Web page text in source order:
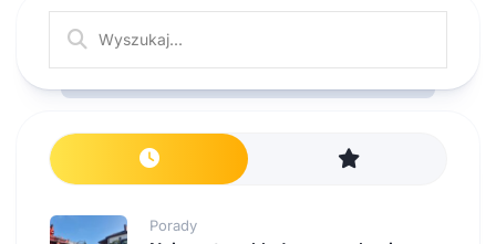
Porady